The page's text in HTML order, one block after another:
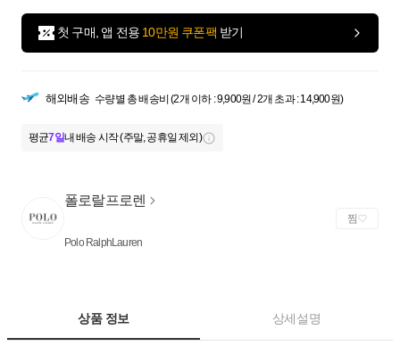
첫 구매, 앱 전용 10만원 쿠폰팩 받기
해외배송 수량별 총 배송비 (2개 이하 : 9,900원 / 2개 초과 : 14,900원)
평균7일내 배송 시작 (주말, 공휴일 제외)
폴로랄프로렌
Polo RalphLauren
찜
상품 정보 상세설명